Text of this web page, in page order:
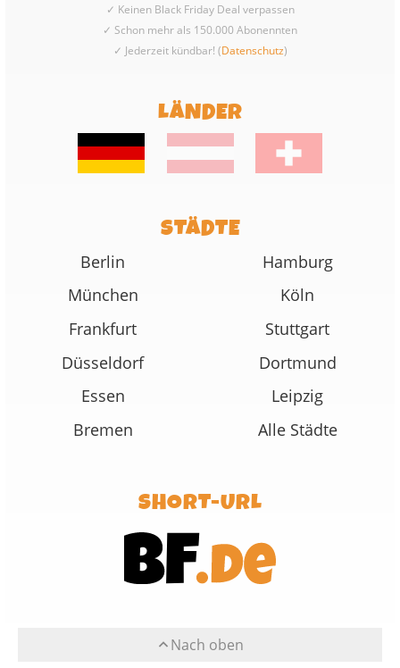
✓ Keinen Black Friday Deal verpassen
✓ Schon mehr als 150.000 Abonennten
✓ Jederzeit kündbar! (Datenschutz)
LÄNDER
STÄDTE
Berlin
Hamburg
München
Köln
Frankfurt
Stuttgart
Düsseldorf
Dortmund
Essen
Leipzig
Bremen
Alle Städte
SHORT-URL
Nach oben